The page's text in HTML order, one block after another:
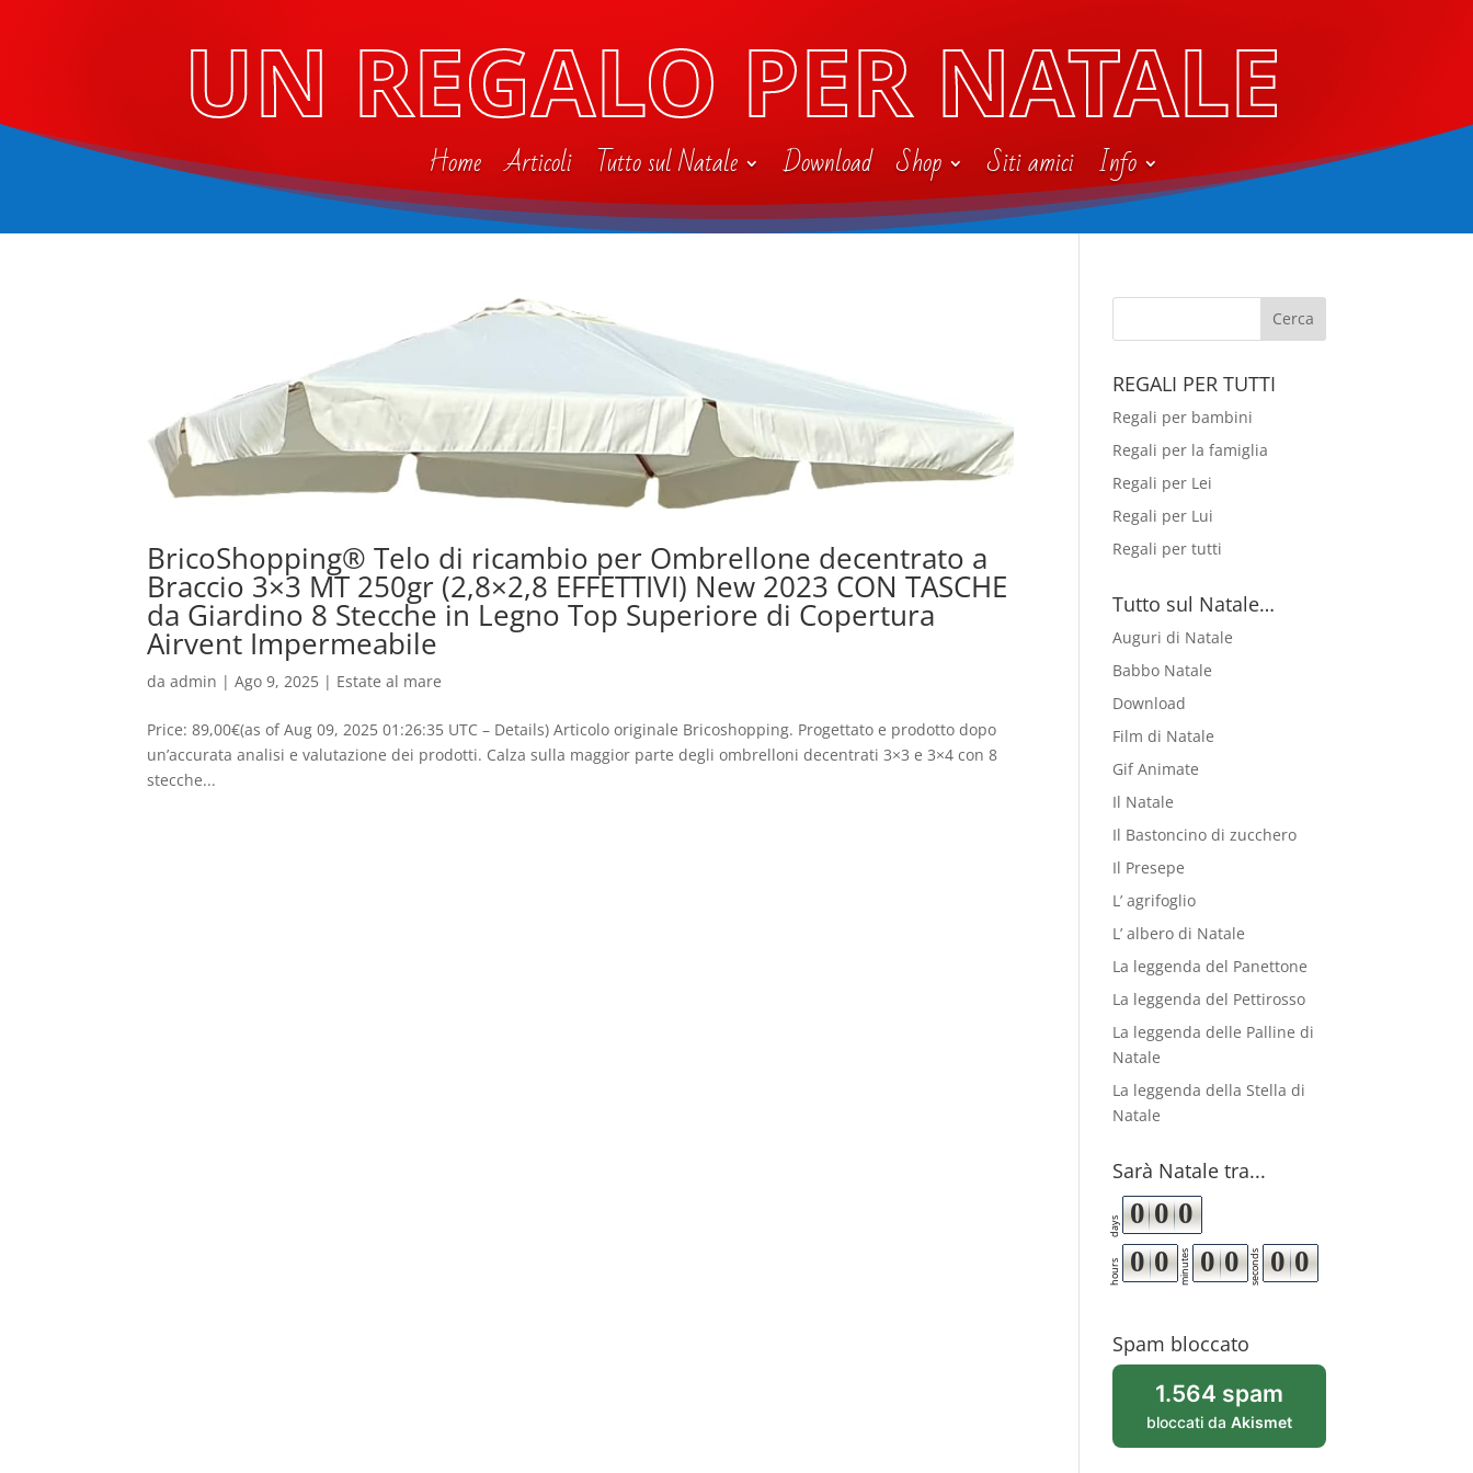
UN REGALO PER NATALE
Home Articoli Tutto sul Natale Download Shop Siti amici Info
BricoShopping® Telo di ricambio per Ombrellone decentrato a
Braccio 3×3 MT 250gr (2,8×2,8 EFFETTIVI) New 2023 CON TASCHE
da Giardino 8 Stecche in Legno Top Superiore di Copertura
Airvent Impermeabile
daadmin |Ago 9, 2025 | Estate al mare
Price: 89,00€(as of Aug 09, 2025 01:26:35 UTC – Details) Articolo originale Bricoshopping. Progettato e prodotto dopo
un’accurata analisi e valutazione dei prodotti. Calza sulla maggior parte degli ombrelloni decentrati 3×3 e 3×4 con 8
stecche...
REGALI PER TUTTI
Regali per bambini
Regali per la famiglia
Regali per Lei
Regali per Lui
Regali per tutti
Tutto sul Natale…
Auguri di Natale
Babbo Natale
Download
Film di Natale
Gif Animate
Il Natale
Il Bastoncino di zucchero
Il Presepe
L’ agrifoglio
L’ albero di Natale
La leggenda del Panettone
La leggenda del Pettirosso
La leggenda delle Palline di
Natale
La leggenda della Stella di
Natale
Sarà Natale tra...
days 0 0 0
hours 0 0 minutes 0 0 seconds 0 0
Spam bloccato
1.564 spam
bloccati da Akismet